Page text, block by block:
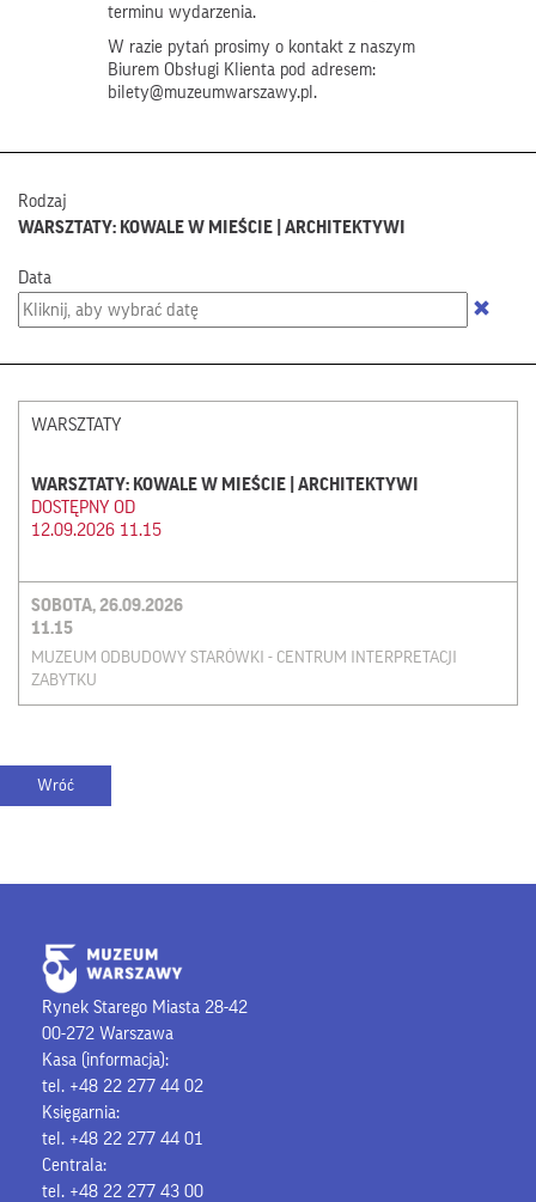
terminu wydarzenia.
W razie pytań prosimy o kontakt z naszym
Biurem Obsługi Klienta pod adresem:
bilety@muzeumwarszawy.pl.
Rodzaj
WARSZTATY: KOWALE W MIEŚCIE | ARCHITEKTYWI
Data
WARSZTATY
WARSZTATY: KOWALE W MIEŚCIE | ARCHITEKTYWI
DOSTĘPNY OD
12.09.2026 11.15
SOBOTA, 26.09.2026
11.15
MUZEUM ODBUDOWY STARÓWKI - CENTRUM INTERPRETACJI
ZABYTKU
Rynek Starego Miasta 28-42
00-272 Warszawa
Kasa (informacja):
tel. +48 22 277 44 02
Księgarnia:
tel. +48 22 277 44 01
Centrala:
tel. +48 22 277 43 00